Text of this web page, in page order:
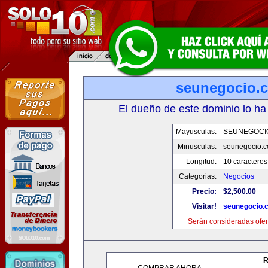
El dueño de este dominio lo
Mayusculas:
Minusculas:
Longitud:
10 caracteres
Categorias:
Negocios
Precio:
$2,500.00
Visitar!
Serán consideradas